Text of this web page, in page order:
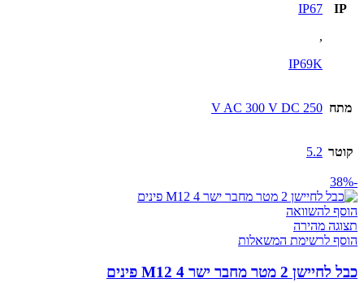
IP
IP67
,
IP69K
מתח 250 V AC 300 V DC
קוטר 5.2
-38%
הוסף להשוואה
תצוגה מהירה
הוסף לרשימת המשאלות
כבל לחיישן 2 מטר מחבר ישר M12 4 פינים